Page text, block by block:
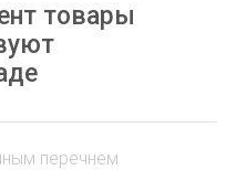
товары
перечнем